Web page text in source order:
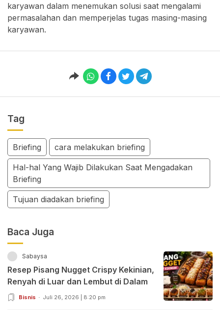
karyawan dalam menemukan solusi saat mengalami
permasalahan dan memperjelas tugas masing-masing
karyawan.
Tag
Briefing cara melakukan briefing
Hal-hal Yang Wajib Dilakukan Saat Mengadakan
Briefing
Tujuan diadakan briefing
Baca Juga
Sabaysa
Resep Pisang Nugget Crispy Kekinian,
Renyah di Luar dan Lembut di Dalam
Bisnis Juli 26, 2026 | 8:20 pm